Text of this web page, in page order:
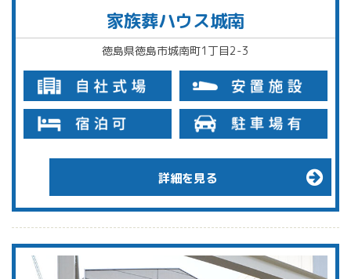
家族葬ハウス城南
徳島県徳島市城南町1丁目2-3
詳細を見る